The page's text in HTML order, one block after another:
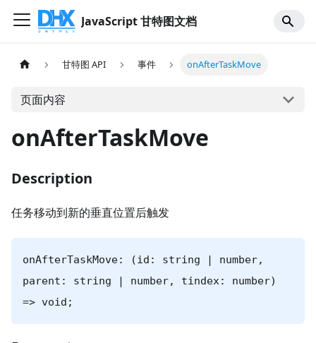
JavaScript 甘特图文档
甘特图 API 事件 onAfterTaskMove
页面内容
onAfterTaskMove
Description
任务移动到新的垂直位置后触发
onAfterTaskMove: (id: string | number,
parent: string | number, tindex: number)
=> void;